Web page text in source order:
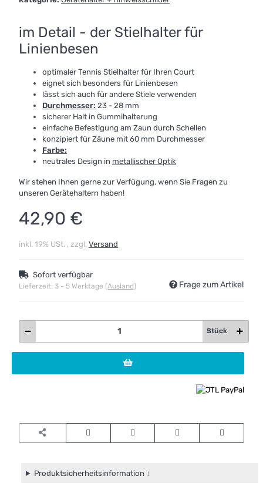
im Detail - der Stielhalter für
Linienbesen
optimaler Tennis Stielhalter für Ihren Court
eignet sich besonders für Linienbesen
lässt sich auch für andere Stiele verwenden
Durchmesser: 23 - 28 mm
sicherer Halt in Gummihalterung
einfache Befestigung am Zaun durch Schellen
konzipiert für Zäune mit 60 mm Durchmesser
Farbe:
neutrales Design in metallischer Optik
Wir stehen Ihnen gerne zur Verfügung, wenn Sie Fragen zu
unseren Gerätehaltern haben!
42,90 €
inkl. 19% USt. , zzgl. Versand
Sofort verfügbar
Lieferzeit: 3 - 5 Werktage (Ausland) Frage zum Artikel
Stück
Produktsicherheitsinformation ↓